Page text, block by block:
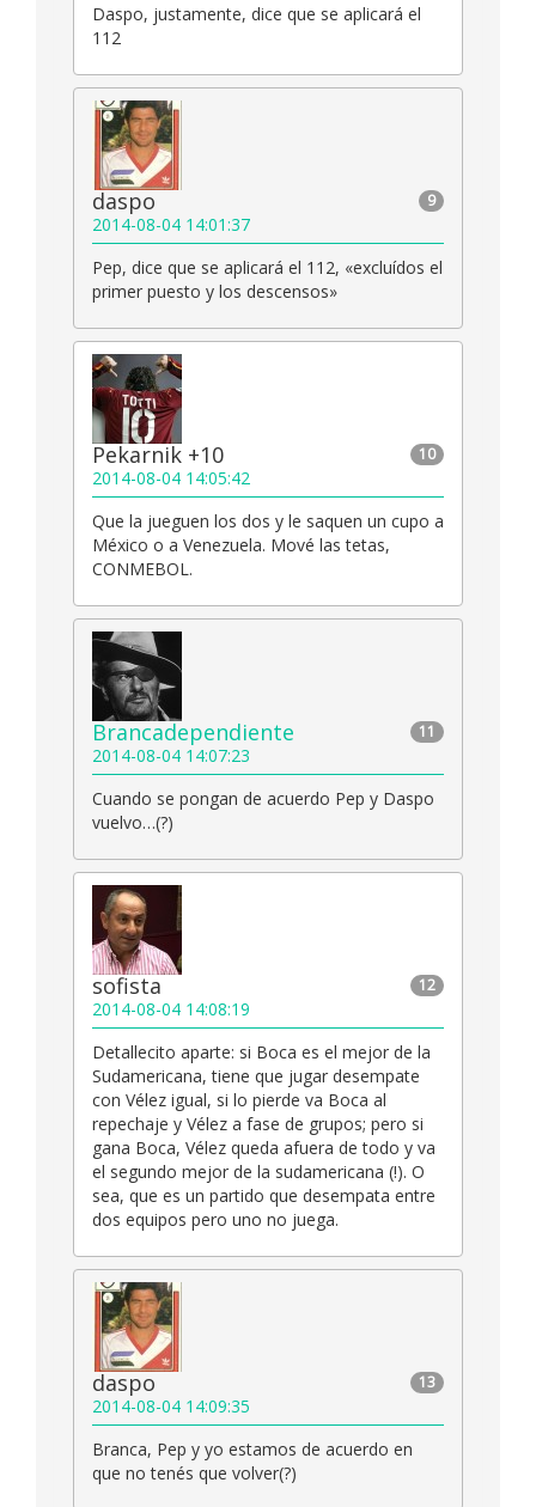
Daspo, justamente, dice que se aplicará el
112
9
daspo
2014-08-04 14:01:37
Pep, dice que se aplicará el 112, «excluídos el
primer puesto y los descensos»
10
Pekarnik +10
2014-08-04 14:05:42
Que la jueguen los dos y le saquen un cupo a
México o a Venezuela. Mové las tetas,
CONMEBOL.
11
Brancadependiente
2014-08-04 14:07:23
Cuando se pongan de acuerdo Pep y Daspo
vuelvo…(?)
12
sofista
2014-08-04 14:08:19
Detallecito aparte: si Boca es el mejor de la
Sudamericana, tiene que jugar desempate
con Vélez igual, si lo pierde va Boca al
repechaje y Vélez a fase de grupos; pero si
gana Boca, Vélez queda afuera de todo y va
el segundo mejor de la sudamericana (!). O
sea, que es un partido que desempata entre
dos equipos pero uno no juega.
13
daspo
2014-08-04 14:09:35
Branca, Pep y yo estamos de acuerdo en
que no tenés que volver(?)